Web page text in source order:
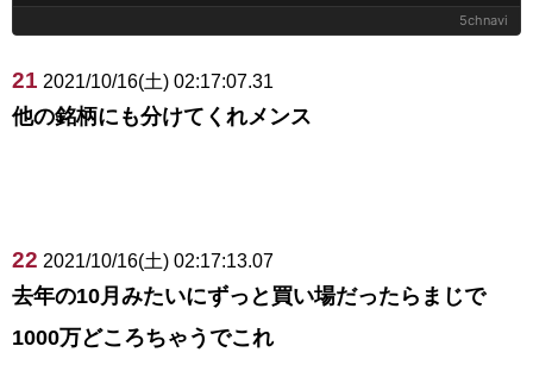
5chnavi
21 2021/10/16(土) 02:17:07.31
他の銘柄にも分けてくれメンス
22 2021/10/16(土) 02:17:13.07
去年の10月みたいにずっと買い場だったらまじで
1000万どころちゃうでこれ